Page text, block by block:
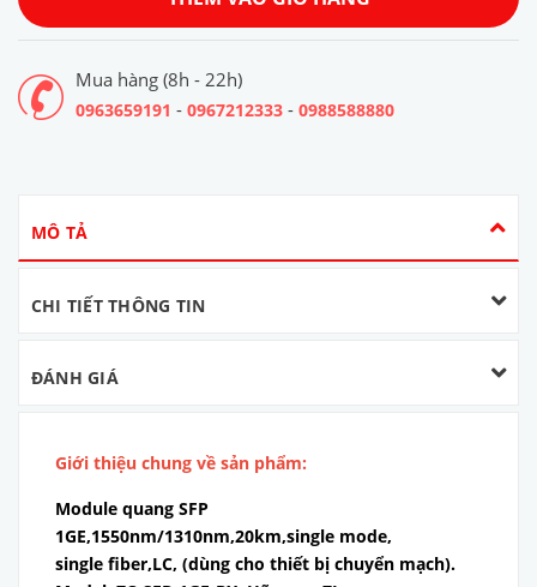
Mua hàng (8h - 22h)
0963659191 - 0967212333 - 0988588880
MÔ TẢ
CHI TIẾT THÔNG TIN
ĐÁNH GIÁ
Giới thiệu chung về sản phẩm:
Module quang SFP
1GE,1550nm/1310nm,20km,single mode,
single fiber,LC, (dùng cho thiết bị chuyển mạch).